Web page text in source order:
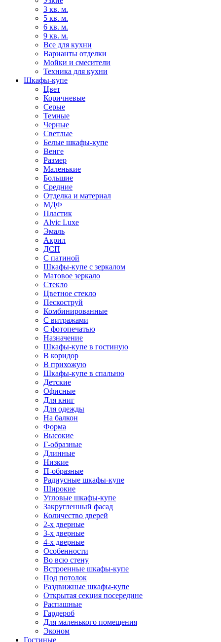
3 кв. м.
5 кв. м.
6 кв. м.
9 кв. м.
Все для кухни
Варианты отделки
Мойки и смесители
Техника для кухни
Шкафы-купе
Цвет
Коричневые
Серые
Темные
Черные
Светлые
Белые шкафы-купе
Венге
Размер
Маленькие
Большие
Средние
Отделка и материал
МДФ
Пластик
Alvic Luxe
Эмаль
Акрил
ДСП
С патиной
Шкафы-купе с зеркалом
Матовое зеркало
Стекло
Цветное стекло
Пескоструй
Комбинированные
С витражами
С фотопечатью
Назначение
Шкафы-купе в гостиную
В коридор
В прихожую
Шкафы-купе в спальню
Детские
Офисные
Для книг
Для одежды
На балкон
Форма
Высокие
Г-образные
Длинные
Низкие
П-образные
Радиусные шкафы-купе
Широкие
Угловые шкафы-купе
Закругленный фасад
Количество дверей
2-х дверные
3-х дверные
4-х дверные
Особенности
Во всю стену
Встроенные шкафы-купе
Под потолок
Раздвижные шкафы-купе
Открытая секция посередине
Распашные
Гардероб
Для маленького помещения
Эконом
Гостиные